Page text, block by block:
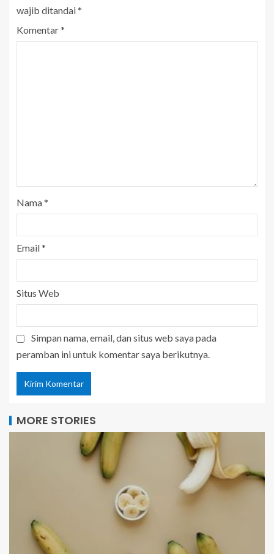
wajib ditandai*
Komentar*
Nama*
Email*
Situs Web
Simpan nama, email, dan situs web saya pada
peramban ini untuk komentar saya berikutnya.
MORE STORIES